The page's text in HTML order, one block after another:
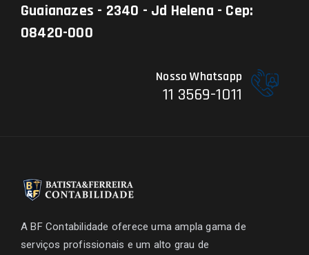
Guaianazes - 2340 - Jd Helena - Cep:
08420-000
Nosso Whatsapp
11 3569-1011
A BF Contabilidade oferece uma ampla gama de
serviços profissionais e um alto grau de